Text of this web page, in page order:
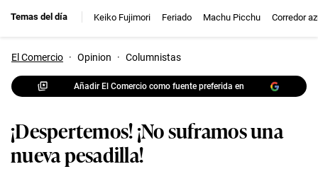
Temas del día Keiko Fujimori Feriado Machu Picchu Corredor
El Comercio · Opinion · Columnistas
Añadir El Comercio como fuente preferida en
¡Despertemos! ¡No suframos una
nueva pesadilla!